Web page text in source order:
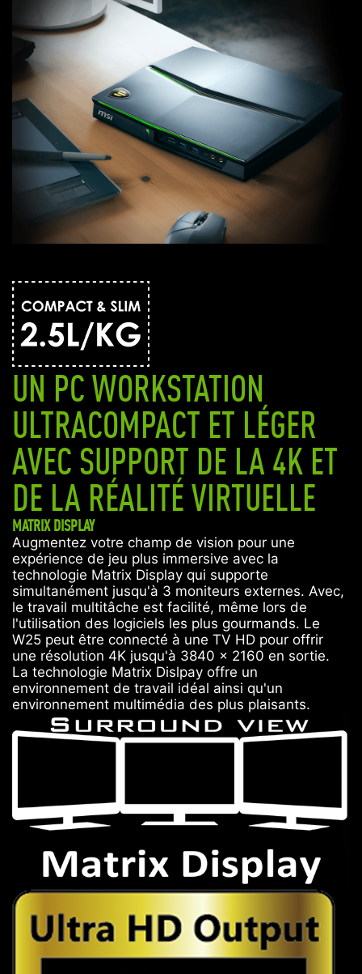
UN PC WORKSTATION
ULTRACOMPACT ET LÉGER
AVEC SUPPORT DE LA 4K ET
DE LA RÉALITÉ VIRTUELLE
MATRIX DISPLAY
Augmentez votre champ de vision pour une
expérience de jeu plus immersive avec la
technologie Matrix Display qui supporte
simultanément jusqu'à 3 moniteurs externes. Avec,
le travail multitâche est facilité, même lors de
l'utilisation des logiciels les plus gourmands. Le
W25 peut être connecté à une TV HD pour offrir
une résolution 4K jusqu'à 3840 x 2160 en sortie.
La technologie Matrix Dislpay offre un
environnement de travail idéal ainsi qu'un
environnement multimédia des plus plaisants.